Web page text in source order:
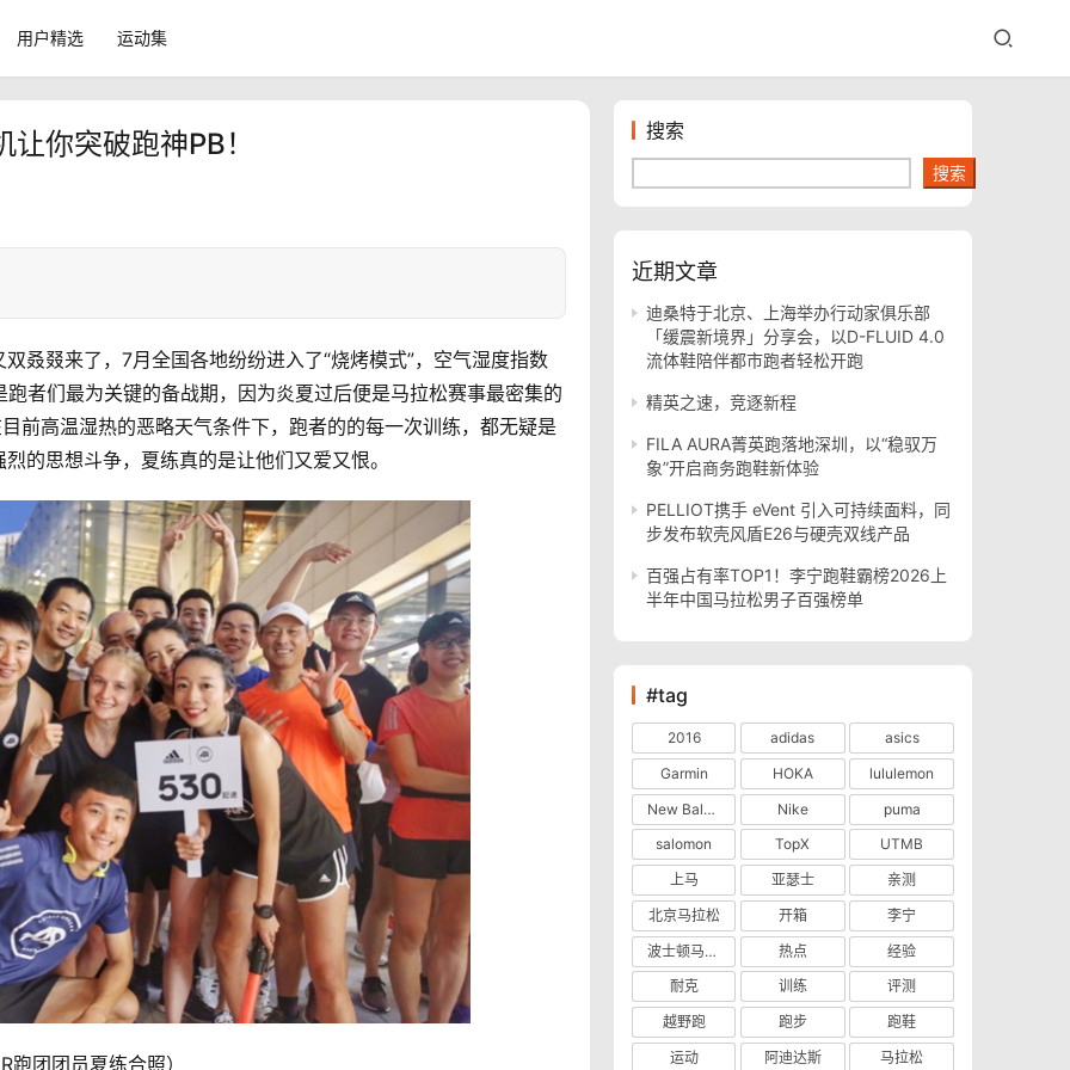
用户精选 运动集
你突破跑神PB！
叒叕来了，7月全国各地纷纷进入了“烧烤模式”，空气湿度指数
者们最为关键的备战期，因为炎夏过后便是马拉松赛事最密集的
前高温湿热的恶略天气条件下，跑者的的每一次训练，都无疑是
的思想斗争，夏练真的是让他们又爱又恨。
跑团团员夏练合照）
搜索
搜索
近期文章
迪桑特于北京、上海举办行动家俱乐部
「缓震新境界」分享会，以D-FLUID 4.0
流体鞋陪伴都市跑者轻松开跑
精英之速，竞逐新程
FILA AURA菁英跑落地深圳，以“稳驭万
象”开启商务跑鞋新体验
PELLIOT携手 eVent 引入可持续面料，同
步发布软壳风盾E26与硬壳双线产品
百强占有率TOP1！李宁跑鞋霸榜2026上
半年中国马拉松男子百强榜单
#tag
2016 adidas
asics
Garmin
HOKA
lululemon
New Balance
Nike
puma
salomon
TopX
UTMB
上马
亚瑟士
亲测
北京马拉松
开箱
李宁
波士顿马拉松
热点
经验
耐克
训练
评测
越野跑
跑步
跑鞋
运动
阿迪达斯 马拉松